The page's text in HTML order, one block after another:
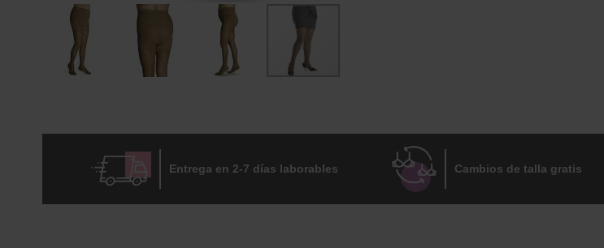
beginning
Entrega en 2-7 días laborables Cambios de talla gratis